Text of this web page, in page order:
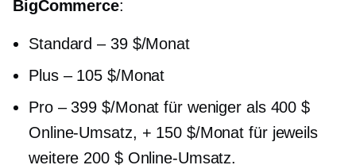
BigCommerce:
Standard – 39 $/Monat
Plus – 105 $/Monat
Pro – 399 $/Monat für weniger als 400 $
Online-Umsatz, + 150 $/Monat für jeweils
weitere 200 $ Online-Umsatz.